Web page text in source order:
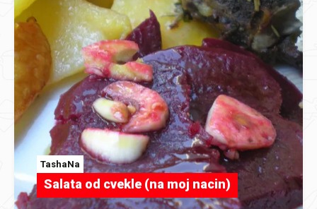
TashaNa
Salata od cvekle (na moj nacin)